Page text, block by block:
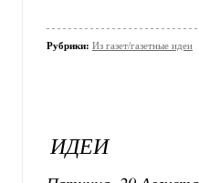
Рубрики: Из газет/газетные идеи
ИДЕИ